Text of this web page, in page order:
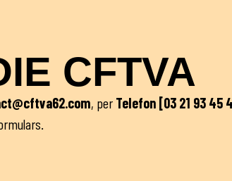
CFTVA
, per Telefon [03 21 93 45